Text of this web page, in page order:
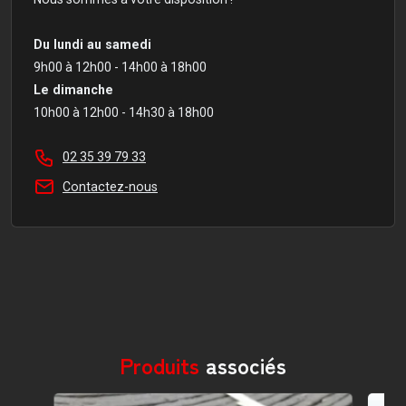
Du lundi au samedi
9h00 à 12h00 - 14h00 à 18h00
Le dimanche
10h00 à 12h00 - 14h30 à 18h00
02 35 39 79 33
Contactez-nous
Produits associés